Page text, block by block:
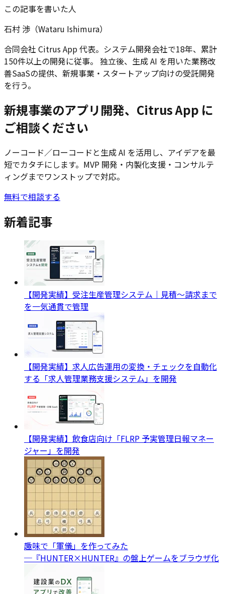
この記事を書いた人
石村 渉（Wataru Ishimura）
合同会社 Citrus App 代表。システム開発会社で18年、累計
150件以上の開発に従事。 独立後、生成 AI を用いた業務改
善SaaSの提供、新規事業・スタートアップ向けの受託開発
を行う。
新規事業のアプリ開発、Citrus App に
ご相談ください
ノーコード／ローコードと生成 AI を活用し、アイデアを最
短でカタチにします。MVP 開発・内製化支援・コンサルテ
ィングまでワンストップで対応。
無料で相談する
新着記事
【開発実績】受注生産管理システム｜見積〜請求まで
を一気通貫で管理
【開発実績】求人広告運用の変換・チェックを自動化
する「求人管理業務支援システム」を開発
【開発実績】飲食店向け「FLRP 予実管理日報マネー
ジャー」を開発
趣味で「軍儀」を作ってみた
─『HUNTER×HUNTER』の盤上ゲームをブラウザ化